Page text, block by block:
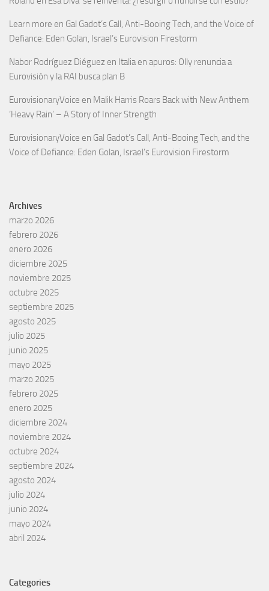
Learn more en Gal Gadot’s Call, Anti-Booing Tech, and the Voice of
Defiance: Eden Golan, Israel’s Eurovision Firestorm
Nabor Rodríguez Diéguez en Italia en apuros: Olly renuncia a
Eurovisión y la RAI busca plan B
EurovisionaryVoice en Malik Harris Roars Back with New Anthem
‘Heavy Rain’ – A Story of Inner Strength
EurovisionaryVoice en Gal Gadot’s Call, Anti-Booing Tech, and the
Voice of Defiance: Eden Golan, Israel’s Eurovision Firestorm
Archives
marzo 2026
febrero 2026
enero 2026
diciembre 2025
noviembre 2025
octubre 2025
septiembre 2025
agosto 2025
julio 2025
junio 2025
mayo 2025
marzo 2025
febrero 2025
enero 2025
diciembre 2024
noviembre 2024
octubre 2024
septiembre 2024
agosto 2024
julio 2024
junio 2024
mayo 2024
abril 2024
Categories